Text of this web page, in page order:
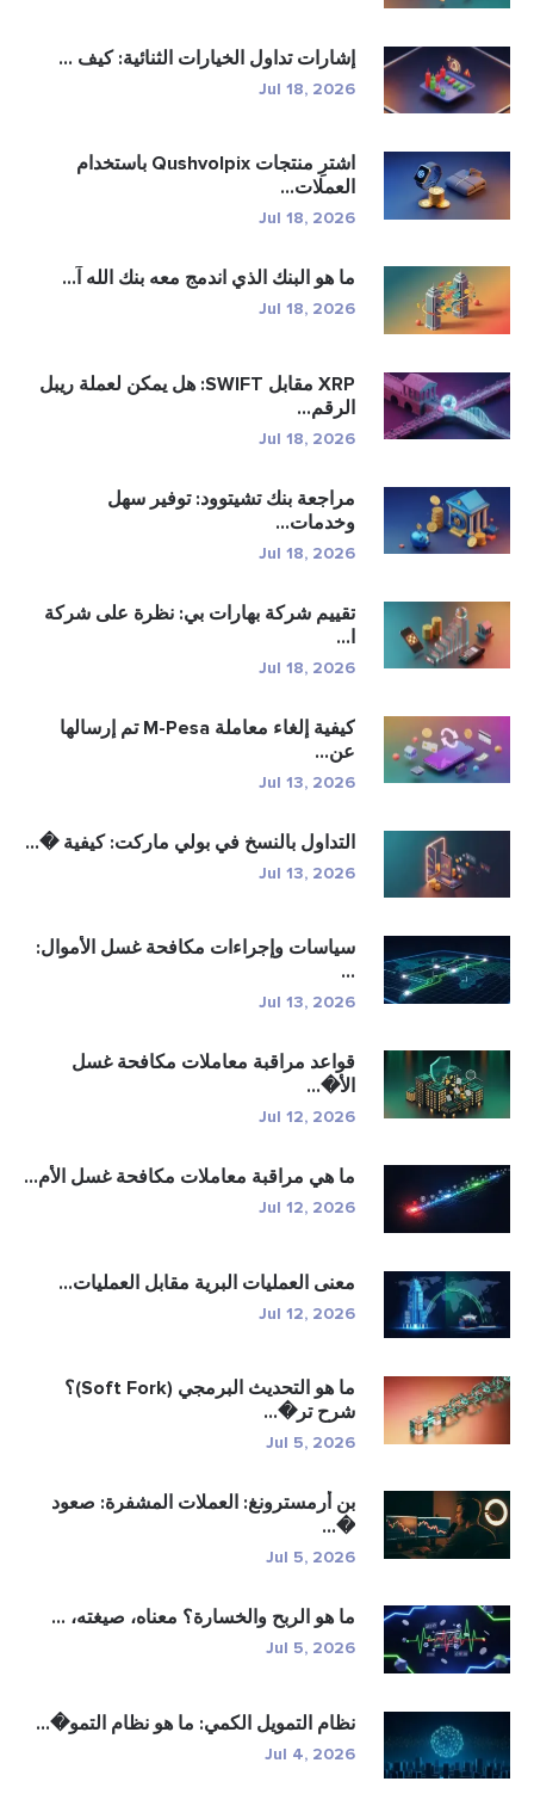
إشارات تداول الخيارات الثنائية: كيف ...
Jul 18, 2026
اشترِ منتجات Qushvolpix باستخدام
العملات...
Jul 18, 2026
ما هو البنك الذي اندمج معه بنك الله آ...
Jul 18, 2026
XRP مقابل SWIFT: هل يمكن لعملة ريبل
الرقم...
Jul 18, 2026
مراجعة بنك تشيتوود: توفير سهل
وخدمات...
Jul 18, 2026
تقييم شركة بهارات بي: نظرة على شركة
ا...
Jul 18, 2026
كيفية إلغاء معاملة M-Pesa تم إرسالها
عن...
Jul 13, 2026
التداول بالنسخ في بولي ماركت: كيفية �...
Jul 13, 2026
سياسات وإجراءات مكافحة غسل الأموال:
...
Jul 13, 2026
قواعد مراقبة معاملات مكافحة غسل
الأ�...
Jul 12, 2026
ما هي مراقبة معاملات مكافحة غسل الأم...
Jul 12, 2026
معنى العمليات البرية مقابل العمليات...
Jul 12, 2026
ما هو التحديث البرمجي (Soft Fork)؟
شرح تر�...
Jul 5, 2026
بن أرمسترونغ: العملات المشفرة: صعود
�...
Jul 5, 2026
ما هو الربح والخسارة؟ معناه، صيغته، ...
Jul 5, 2026
نظام التمويل الكمي: ما هو نظام التمو�...
Jul 4, 2026